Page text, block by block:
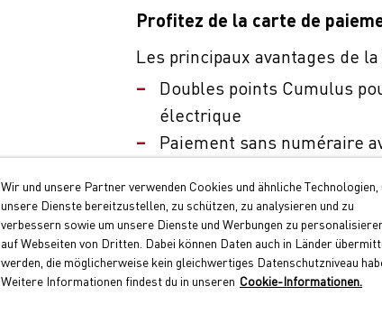
Profitez de la carte de
Les principaux avantages de
Doubles points Cumulus
électrique
Paiement sans numéraire
Demander maintenant la
Wir und unsere Partner verwenden Cookies und ähnliche Technologien,
unsere Dienste bereitzustellen, zu schützen, zu analysieren und zu
verbessern sowie um unsere Dienste und Werbungen zu
auf Webseiten von Dritten. Dabei können Daten auch in Länder
werden, die möglicherweise kein gleichwertiges Datenschutzniveau
Weitere Informationen findest du in unseren Cookie-Informationen.